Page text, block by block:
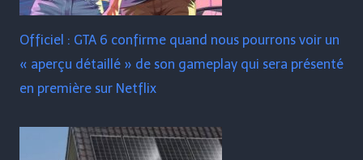
Officiel : GTA 6 confirme quand nous pourrons voir un
« aperçu détaillé » de son gameplay qui sera présenté
en première sur Netflix